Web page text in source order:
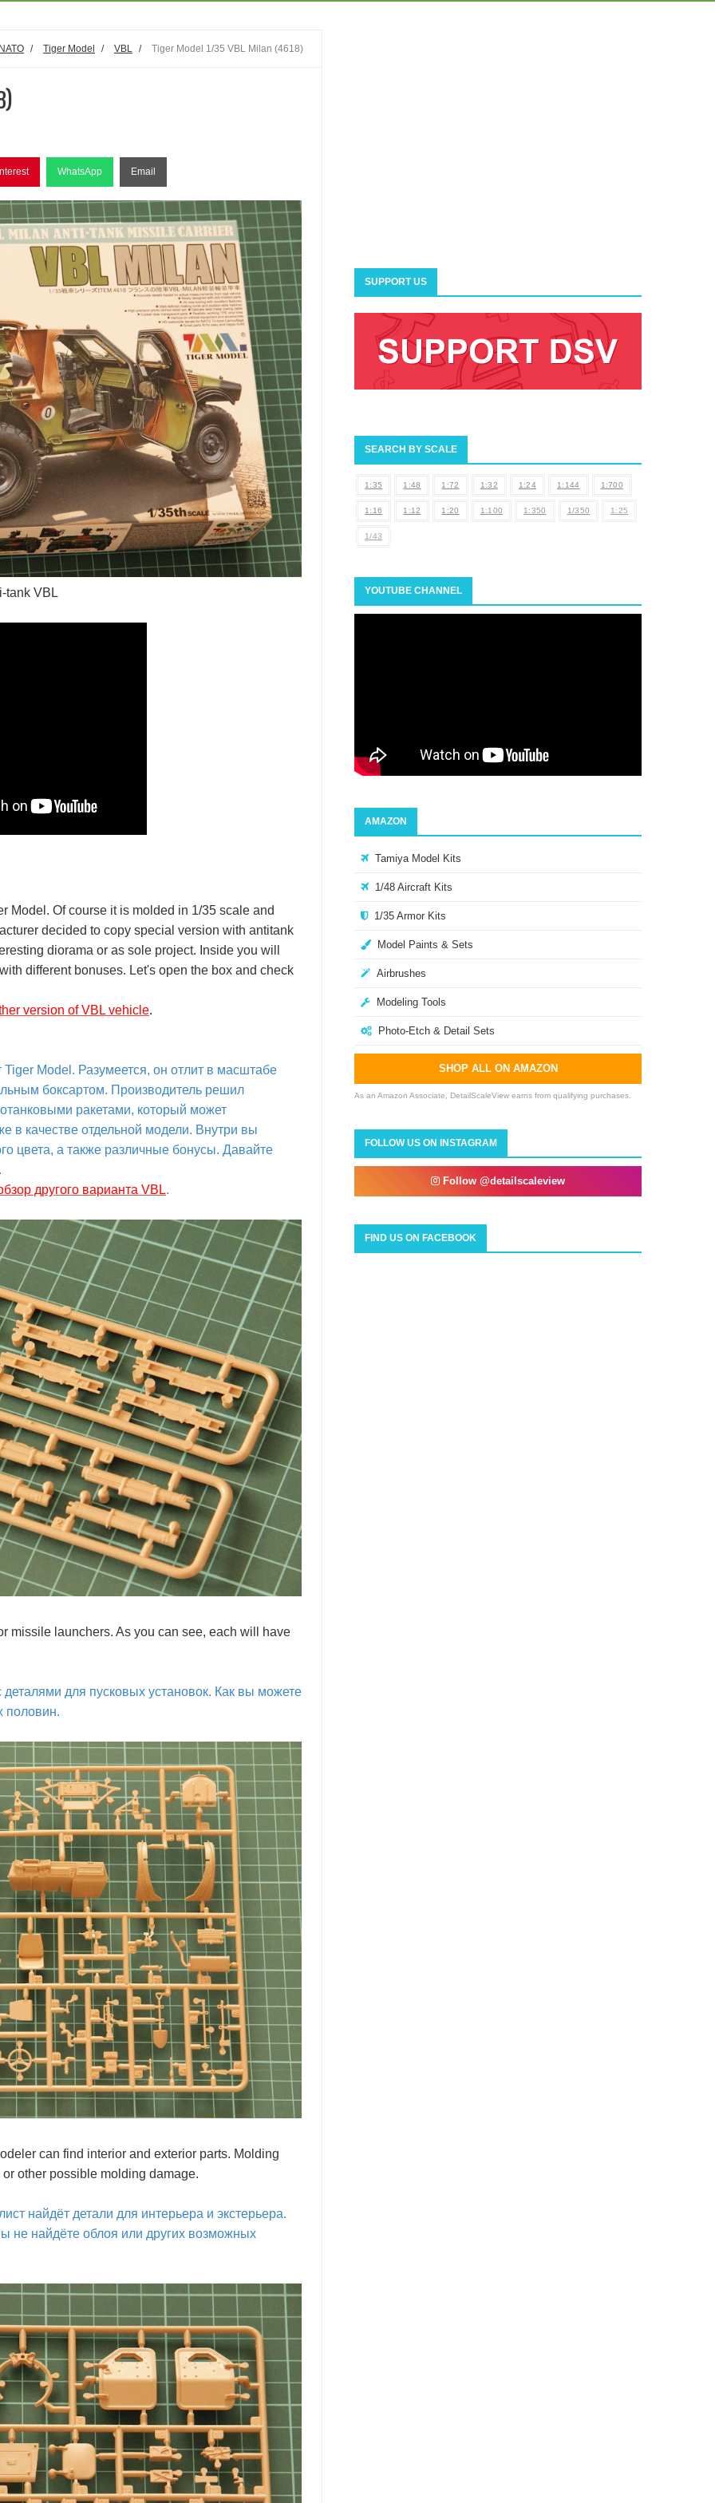
/ Tiger Model / VBL / Tiger Model 1/35 VBL Milan (4618)
WhatsApp Email
tank VBL
Model. Of course it is molded in 1/35 scale and
decided to copy special version with antitank
diorama or as sole project. Inside you will
different bonuses. Let's open the box and check
version of VBL vehicle.
Model. Разумеется, он отлит в масштабе
боксартом. Производитель решил
ракетами, который может
в качестве отдельной модели. Внутри вы
цвета, а также различные бонусы. Давайте
другого варианта VBL.
missile launchers. As you can see, each will have
для пусковых установок. Как вы можете
половин.
can find interior and exterior parts. Molding
other possible molding damage.
найдёт детали для интерьера и экстерьера.
не найдёте облоя или других возможных
SUPPORT US
SEARCH BY SCALE
1:35 1:48 1:72 1:32 1:24 1:144 1:700
1:16 1:12 1:20 1:100 1:350 1/350 1:25
1/43
YOUTUBE CHANNEL
AMAZON
Tamiya Model Kits
1/48 Aircraft Kits
1/35 Armor Kits
Model Paints & Sets
Airbrushes
Modeling Tools
Photo-Etch & Detail Sets
SHOP ALL ON AMAZON
As an Amazon Associate, DetailScaleView earns from qualifying purchases.
FOLLOW US ON INSTAGRAM
Follow @detailscaleview
FIND US ON FACEBOOK